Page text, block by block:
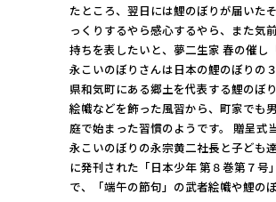
たところ、翌日には鯉のぼりが届いた
っくりするやら感心するやら、また気
持ちを表したいと、夢二生家 春の催
永こいのぼりさんは日本の鯉のぼりの
県和気町にある郷土を代表する鯉のぼ
絵幟などを飾った風習から、町家でも
庭で始まった習慣のようです。 贈呈式
永こいのぼりの永宗黄二社長と子ども
に発刊された「日本少年 第８巻第７号
で、「端午の節句」の武者絵幟や鯉の